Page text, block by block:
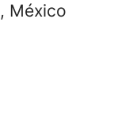
México